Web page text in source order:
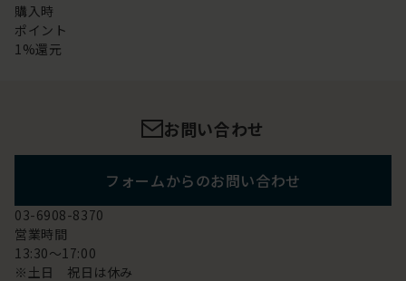
購入時
ポイント
1%還元
お問い合わせ
フォームからのお問い合わせ
03-6908-8370
営業時間
13:30～17:00
※土日 祝日は休み